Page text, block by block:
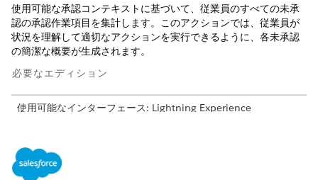
使用可能な承認コンテキストに基づいて、従業員のすべての未承
認の承認作業項目を集計します。このアクションでは、従業員が
状況を理解して適切なアクションを実行できるように、各未承認
の簡潔な概要が生成されます。
必要なエディション
使用可能なインターフェース: Lightning Experience
ライセンスが付属する
Edition。